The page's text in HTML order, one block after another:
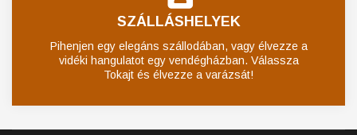
SZÁLLÁSHELYEK
Pihenjen egy elegáns szállodában, vagy élvezze a
vidéki hangulatot egy vendégházban. Válassza
Tokajt és élvezze a varázsát!